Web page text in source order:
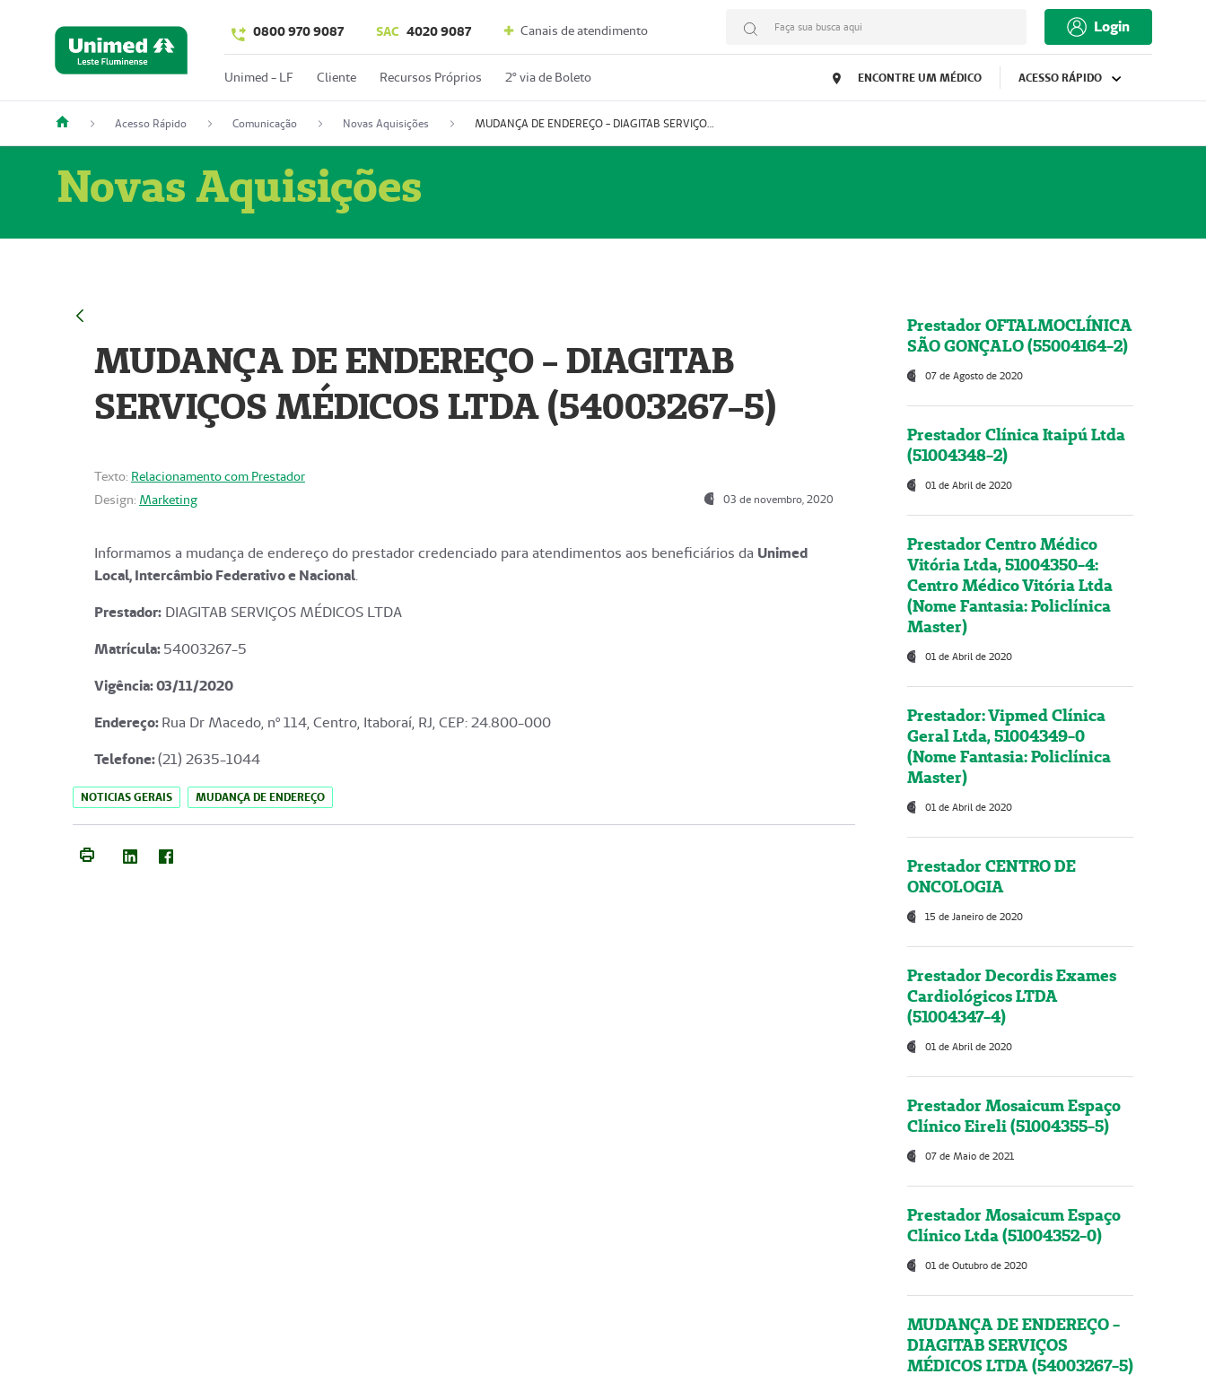
0800 970 9087 SAC 4020 9087 Canais de atendimento Faça sua busca aqui Login
Unimed - LF Cliente Recursos Próprios 2º via de Boleto ENCONTRE UM MÉDICO ACESSO RÁPIDO
Acesso Rápido Comunicação Novas Aquisições MUDANÇA DE ENDEREÇO - DIAGITAB SERVIÇOS MÉDICOS LTDA (54003267-5)
Novas Aquisições
MUDANÇA DE ENDEREÇO - DIAGITAB
SERVIÇOS MÉDICOS LTDA (54003267-5)
Texto: Relacionamento com Prestador
Design: Marketing 03 de novembro, 2020
Informamos a mudança de endereço do prestador credenciado para atendimentos aos beneficiários da Unimed
Local, Intercâmbio Federativo e Nacional.
Prestador: DIAGITAB SERVIÇOS MÉDICOS LTDA
Matrícula:54003267-5
Vigência: 03/11/2020
Endereço:Rua Dr Macedo, nº 114, Centro, Itaboraí, RJ, CEP: 24.800-000
Telefone:(21) 2635-1044
NOTICIAS GERAIS MUDANÇA DE ENDEREÇO
Prestador OFTALMOCLÍNICA
SÃO GONÇALO (55004164-2)
07 de Agosto de 2020
Prestador Clínica Itaipú Ltda
(51004348-2)
01 de Abril de 2020
Prestador Centro Médico
Vitória Ltda, 51004350-4:
Centro Médico Vitória Ltda
(Nome Fantasia: Policlínica
Master)
01 de Abril de 2020
Prestador: Vipmed Clínica
Geral Ltda, 51004349-0
(Nome Fantasia: Policlínica
Master)
01 de Abril de 2020
Prestador CENTRO DE
ONCOLOGIA
15 de Janeiro de 2020
Prestador Decordis Exames
Cardiológicos LTDA
(51004347-4)
01 de Abril de 2020
Prestador Mosaicum Espaço
Clínico Eireli (51004355-5)
07 de Maio de 2021
Prestador Mosaicum Espaço
Clínico Ltda (51004352-0)
01 de Outubro de 2020
MUDANÇA DE ENDEREÇO -
DIAGITAB SERVIÇOS
MÉDICOS LTDA (54003267-5)